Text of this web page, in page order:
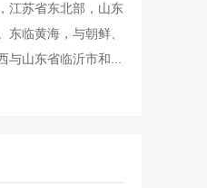
江苏省东北部，山东
东临黄海，与朝鲜、
与山东省临沂市和...